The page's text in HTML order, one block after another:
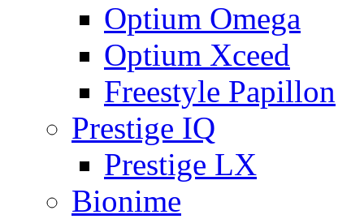
Optium Omega
Optium Xceed
Freestyle Papillon
Prestige IQ
Prestige LX
Bionime